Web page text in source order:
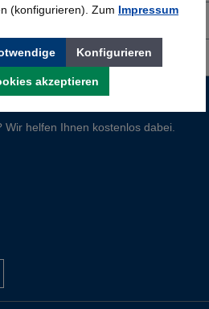
Wir helfen Ihnen kostenlos dabei.
(konfigurieren). Zum Impressum
Konfigurieren
akzeptieren